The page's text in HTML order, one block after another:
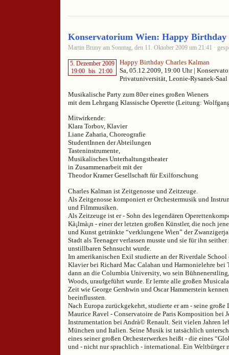
Konservatorium Wien: Happy Birthday
Martin Bruny am Sonntag, den 11. Oktober 2009 um 21:41 ·
5. Dezember 2009
19:00 bis 21:00
Happy Birthday Charles Kalman
Sa, 05.12.2009, 19:00 Uhr |
Privatuniversität, Leonie-Rysanek-Saal
Musikalische Party zum 80er eines großen Wieners
mit dem Lehrgang Klassische Operette (Leitung:
Mitwirkende:
Klara Torbov, Klavier
Liane Zaharia, Choreografie
StudentInnen der Abteilungen
Tasteninstrumente,
Musikalisches Unterhaltungstheater
in Zusammenarbeit mit der
Theodor Kramer Gesellschaft für Exilforschung
Charles Kalman ist Zeitgenosse und Zeitzeuge.
Als Zeitgenosse komponiert er Orchestermusik und
und Filmmusiken.
Als Zeitzeuge ist er - Sohn des legendären
Kà¡lmà¡n - einer der letzten großen Künstler, die noch
und Kunst getränkte “verklungene Wien” der
Stadt als Teenager verlassen musste und sie für ihn
unstillbaren Sehnsucht wurde.
Im amerikanischen Exil studierte an der Riverdale
Klavier bei Richard Mac Calahan und Harmonielehre bei
dann an die Columbia University, wo sein
Woods, uraufgeführt wurde. Er lernte alle großen
Zeit wie George Gershwin und Oscar Hammerstein
beeinflussten.
Nach Europa zurückgekehrt, studierte er am - seine
Maurice Ravel - Conservatoire de Paris Komposition bei
Instrumentation bei Andrà© Renault. Seit vielen Jahren
München und Italien. Seine Musik ist tatsächlich
eines seiner großen Orchesterwerkes heißt - die eines
und - nicht nur sprachlich - international. Ein Weltbürger